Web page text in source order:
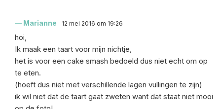
Marianne 12 mei 2016 om 19:26
hoi,
Ik maak een taart voor mijn nichtje,
het is voor een cake smash bedoeld dus niet echt om op
te eten.
(hoeft dus niet met verschillende lagen vullingen te zijn)
ik wil niet dat de taart gaat zweten want dat staat niet mooi